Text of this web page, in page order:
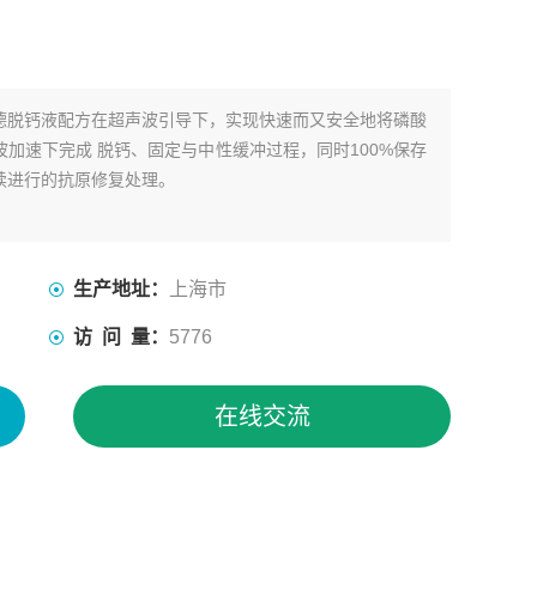
钙液配方在超声波引导下，实现快速而又安全地将磷酸
速下完成 脱钙、固定与中性缓冲过程，同时100%保存
行的抗原修复处理。
生产地址： 上海市
访 问 量： 5776
在线交流